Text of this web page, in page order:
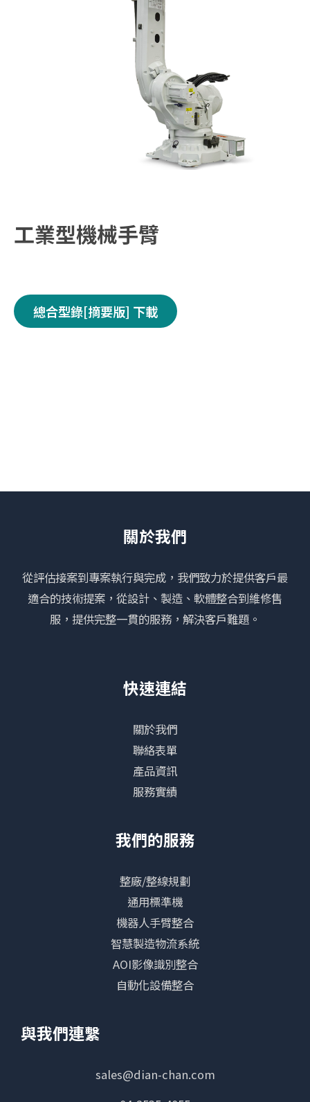
工業型機械手臂
總合型錄[摘要版] 下載
關於我們
從評估接案到專案執行與完成，我們致力於提供客戶最
適合的技術提案，從設計、製造、軟體整合到維修售
服，提供完整一貫的服務，解決客戶難題。
快速連結
關於我們
聯絡表單
產品資訊
服務實績
我們的服務
整廠/整線規劃
通用標準機
機器人手臂整合
智慧製造物流系統
AOI影像識別整合
自動化設備整合
與我們連繫
sales@dian-chan.com